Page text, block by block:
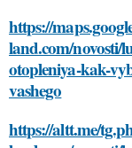
https://
land.com/novosti/
otopleniya-kak-
vashego
https://altt.me/